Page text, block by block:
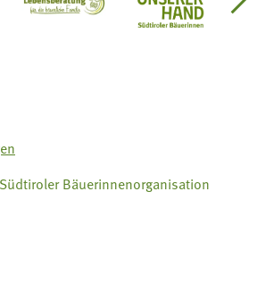
Mit Bäuerinnen lernen -
Lebensberatung für dieAus unserer
Bäuerinnenorganisation